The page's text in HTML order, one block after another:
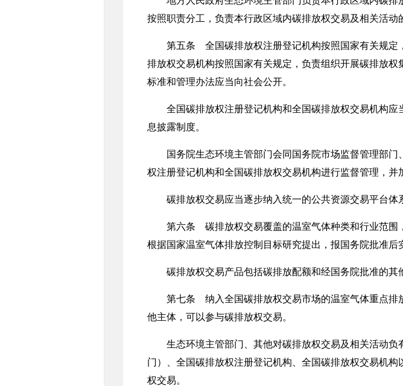
按照职责分工，负责本行政区域内碳排放权交易及相关活动
第五条 全国碳排放权注册登记机构按照国家有关规定
排放权交易机构按照国家有关规定，负责组织开展碳排放
标准和管理办法应当向社会公开。
全国碳排放权注册登记机构和全国碳排放权交易机构应
息披露制度。
国务院生态环境主管部门会同国务院市场监督管理部门
权注册登记机构和全国碳排放权交易机构进行监督管理，并
碳排放权交易应当逐步纳入统一的公共资源交易平台体
第六条 碳排放权交易覆盖的温室气体种类和行业范围
根据国家温室气体排放控制目标研究提出，报国务院批准后
碳排放权交易产品包括碳排放配额和经国务院批准的其
第七条 纳入全国碳排放权交易市场的温室气体重点排
他主体，可以参与碳排放权交易。
生态环境主管部门、其他对碳排放权交易及相关活动负
门）、全国碳排放权注册登记机构、全国碳排放权交易机
权交易。